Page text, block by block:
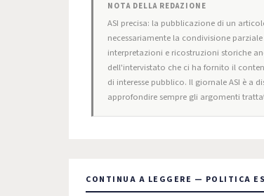
NOTA DELLA REDAZIONE
ASI precisa: la pubblicazione di un
necessariamente la condivisione
interpretazioni e ricostruzioni storiche
dell'intervistato che ci ha fornito il
di interesse pubblico. Il giornale ASI è a
approfondire sempre gli argomenti
CONTINUA A LEGGERE — POLITICA